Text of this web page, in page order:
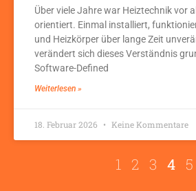
Über viele Jahre war Heiztechnik vor
orientiert. Einmal installiert,
und Heizkörper über lange Zeit
verändert sich dieses Verständnis
Software-Defined
Weiterlesen »
18. Februar 2026 Keine Kommentare
1 2 3 4 5